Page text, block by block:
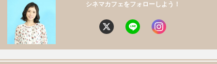
シネマカフェをフォローしよう！